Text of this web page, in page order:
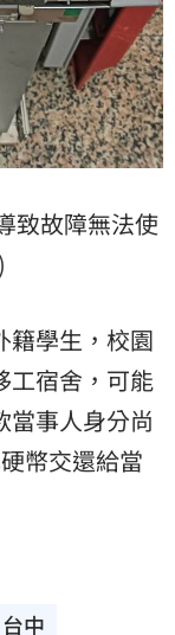
致故障無法使
籍學生，校園
工宿舍，可能
當事人身分尚
幣交還給當
台中